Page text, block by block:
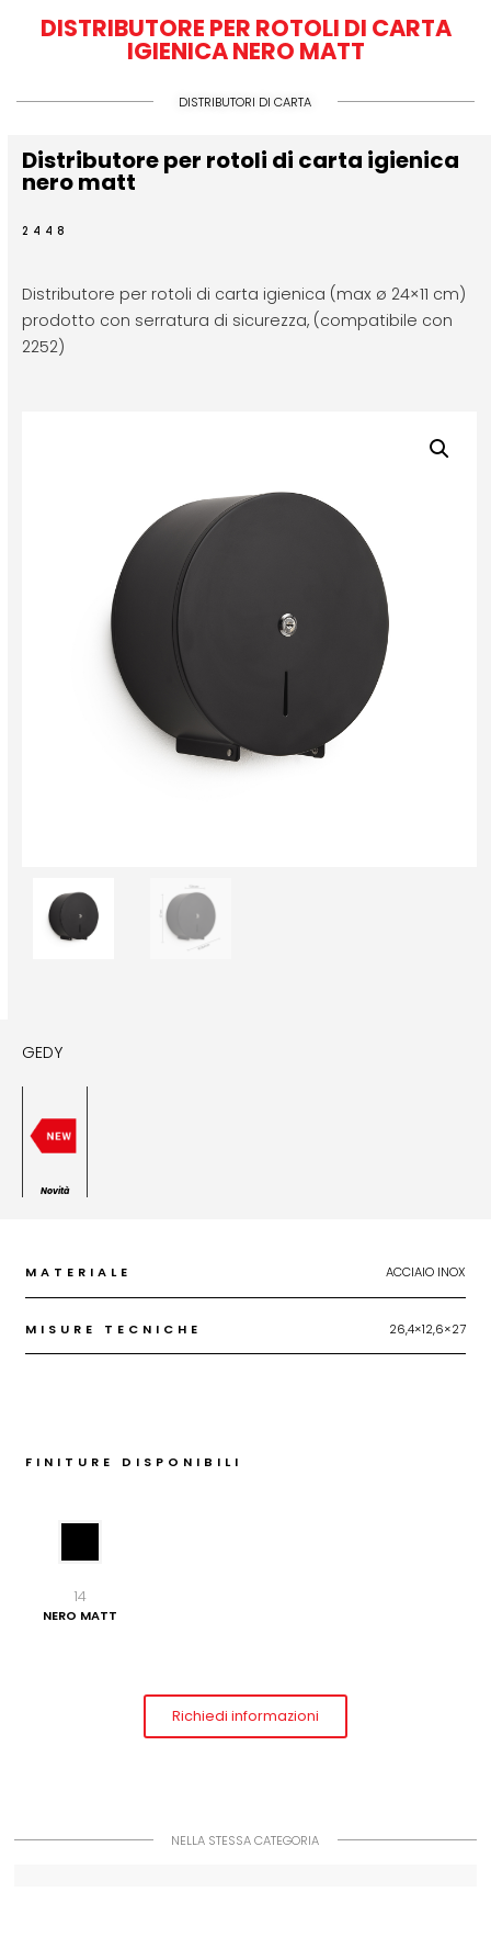
DISTRIBUTORE PER ROTOLI DI CARTA
IGIENICA NERO MATT
DISTRIBUTORI DI CARTA
Distributore per rotoli di carta igienica
nero matt
2448
Distributore per rotoli di carta igienica (max ø 24×11 cm)
prodotto con serratura di sicurezza, (compatibile con
2252)
GEDY
Novità
MATERIALE ACCIAIO INOX
MISURE TECNICHE 26,4×12,6×27
FINITURE DISPONIBILI
14
NERO MATT
Richiedi informazioni
NELLA STESSA CATEGORIA